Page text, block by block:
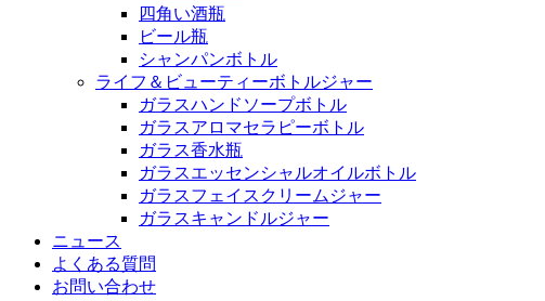
四角い酒瓶
ビール瓶
シャンパンボトル
ライフ＆ビューティーボトルジャー
ガラスハンドソープボトル
ガラスアロマセラピーボトル
ガラス香水瓶
ガラスエッセンシャルオイルボトル
ガラスフェイスクリームジャー
ガラスキャンドルジャー
ニュース
よくある質問
お問い合わせ